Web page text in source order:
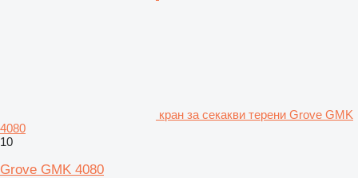
кран за секакви терени Grove GMK
4080
10
Grove GMK 4080